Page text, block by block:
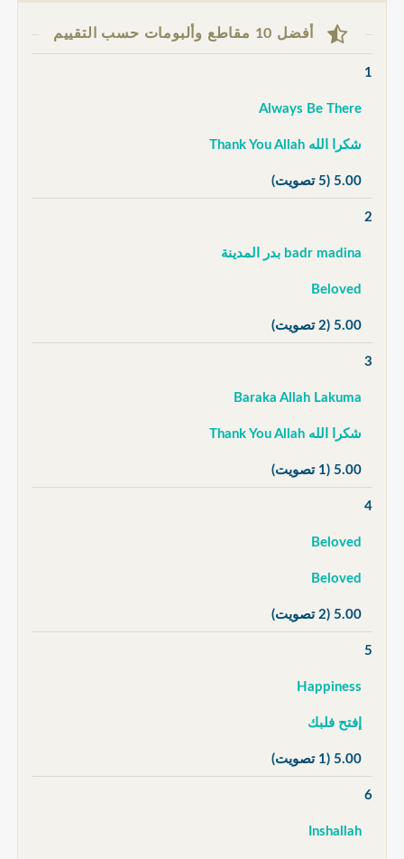
أفضل 10 مقاطع وألبومات حسب التقييم
1
Always Be There
شكرا الله Thank You Allah
5.00 (5 تصويت)
2
badr madina بدر المدينة
Beloved
5.00 (2 تصويت)
3
Baraka Allah Lakuma
شكرا الله Thank You Allah
5.00 (1 تصويت)
4
Beloved
Beloved
5.00 (2 تصويت)
5
Happiness
إفتح فلبك
5.00 (1 تصويت)
6
Inshallah